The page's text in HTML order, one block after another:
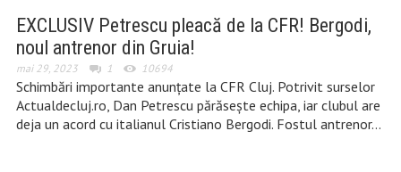
EXCLUSIV Petrescu pleacă de la CFR! Bergodi,
noul antrenor din Gruia!
mai 29, 2023 1 10694
Schimbări importante anunțate la CFR Cluj. Potrivit surselor
Actualdecluj.ro, Dan Petrescu părăsește echipa, iar clubul are
deja un acord cu italianul Cristiano Bergodi. Fostul antrenor…